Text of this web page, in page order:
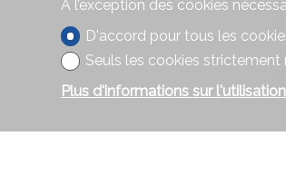
À l’exception des cookies
D'accord pour tous les
Seuls les cookies strictement
Plus d'informations sur